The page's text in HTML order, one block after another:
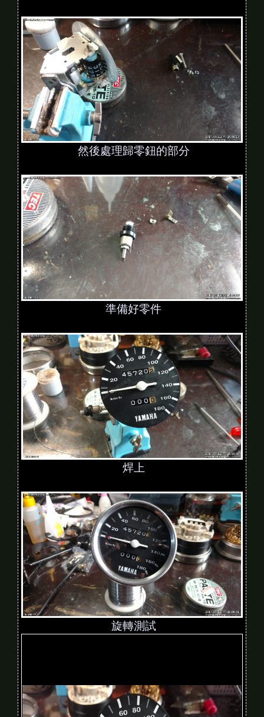
然後處理歸零鈕的部分
準備好零件
焊上
旋轉測試
e
o